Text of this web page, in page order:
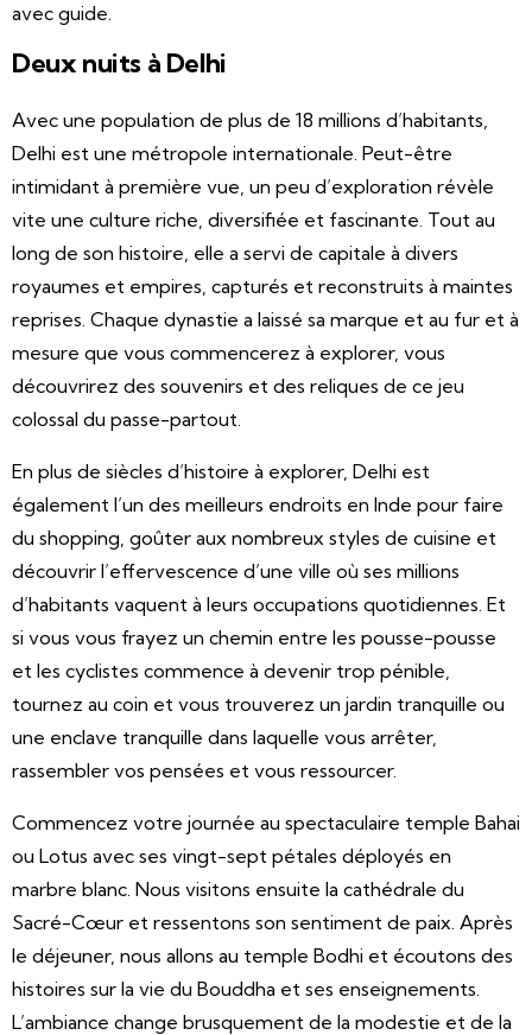
avec guide.
Deux nuits à Delhi
Avec une population de plus de 18 millions d’habitants,
Delhi est une métropole internationale. Peut-être
intimidant à première vue, un peu d’exploration révèle
vite une culture riche, diversifiée et fascinante. Tout au
long de son histoire, elle a servi de capitale à divers
royaumes et empires, capturés et reconstruits à maintes
reprises. Chaque dynastie a laissé sa marque et au fur et à
mesure que vous commencerez à explorer, vous
découvrirez des souvenirs et des reliques de ce jeu
colossal du passe-partout.
En plus de siècles d’histoire à explorer, Delhi est
également l’un des meilleurs endroits en Inde pour faire
du shopping, goûter aux nombreux styles de cuisine et
découvrir l’effervescence d’une ville où ses millions
d’habitants vaquent à leurs occupations quotidiennes. Et
si vous vous frayez un chemin entre les pousse-pousse
et les cyclistes commence à devenir trop pénible,
tournez au coin et vous trouverez un jardin tranquille ou
une enclave tranquille dans laquelle vous arrêter,
rassembler vos pensées et vous ressourcer.
Commencez votre journée au spectaculaire temple Bahai
ou Lotus avec ses vingt-sept pétales déployés en
marbre blanc. Nous visitons ensuite la cathédrale du
Sacré-Cœur et ressentons son sentiment de paix. Après
le déjeuner, nous allons au temple Bodhi et écoutons des
histoires sur la vie du Bouddha et ses enseignements.
L’ambiance change brusquement de la modestie et de la